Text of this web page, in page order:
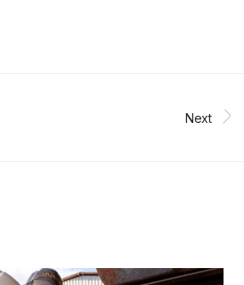
Next